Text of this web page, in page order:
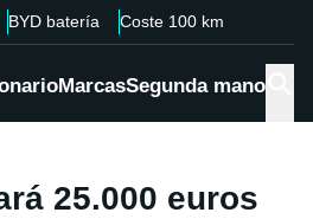
BYD batería Coste 100 km
MarcasSegunda mano
25.000 euros